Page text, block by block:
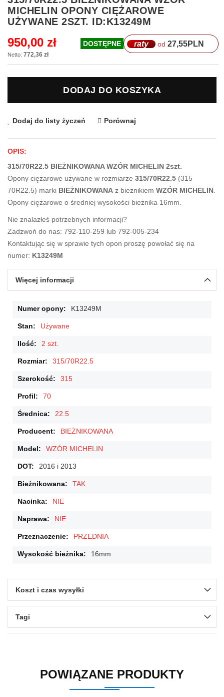
na
początek
galerii
MICHELIN OPONY CIĘŻAROWE
UŻYWANE 2SZT. ID:K13249M
950,00 zł
772,36 zł
DOSTĘPNE raty od 27,55PLN
DODAJ DO KOSZYKA
Dodaj do listy życzeń Porównaj
OPIS:
315/70R22.5 BIEŻNIKOWANA WZÓR MICHELIN 2szt.
Opony ciężarowe używane w rozmiarze 315/70R22.5 (315
70R22.5) marki BIEŻNIKOWANA z bieżnikiem WZÓR MICHELIN.
Opony ciężarowe o średniej wysokości bieżnika 16mm.
Nie znalazłeś potrzebnych informacji?
Zadzwoń do nas: 792-110-259 lub 792-005-234
Kontaktując się w sprawie tych opon proszę powołać się na
numer: K13249M
Więcej informacji
Więcej
K13249M
Używane
2 szt.
315/70R22.5
315
70
22.5
BIEŻNIKOWANA
WZÓR MICHELIN
2016 i 2013
TAK
NIE
NIE
PRZEDNIA
16mm
Koszt i czas wysyłki
Tagi
POWIĄZANE PRODUKTY